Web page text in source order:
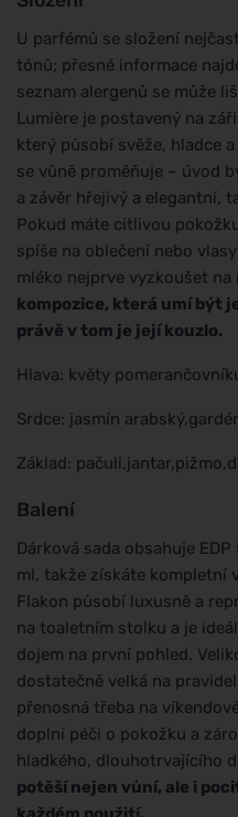
U parfémů se složení
tónů; přesné informace
seznam alergenů se může
Lumière je postavený na
který působí svěže, hladce
se vůně proměňuje – úvod
a závěr hřejivý a elegantní,
Pokud máte citlivou
spíše na oblečení nebo
mléko nejprve vyzkoušet na
kompozice, která umí být
právě v tom je její kouzlo.
Hlava: květy
Srdce: jasmín
Základ:
Balení
Dárková sada obsahuje
ml, takže získáte kompletní
Flakon působí luxusně a
na toaletním stolku a je
dojem na první pohled.
dostatečně velká na
přenosná třeba na
doplní péči o pokožku a
hladkého, dlouhotrvajícího
potěší nejen vůní, ale i